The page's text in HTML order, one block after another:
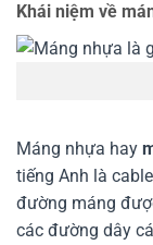
Khái niệm về
Máng nhựa hay
tiếng Anh là
đường máng
các đường dây